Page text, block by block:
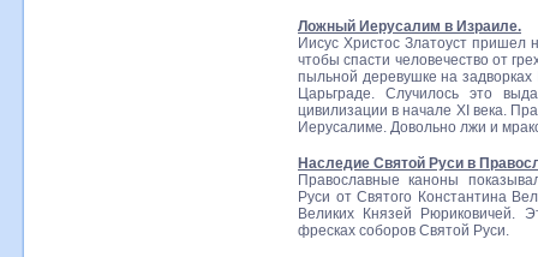
Ложный Иерусалим в Израиле.
Иисус Христос Златоуст пришел
чтобы спасти человечество от
пыльной деревушке на
Царьграде. Случилось это
цивилизации в начале XI века.
Иерусалиме. Довольно лжи и
Наследие Святой Руси в
Православные каноны
Руси от Святого Константина
Великих Князей Рюриковичей.
фресках соборов Святой Руси.